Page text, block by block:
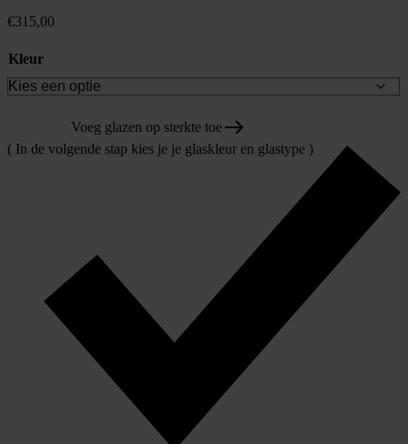
€315,00
Kleur
Voeg glazen op sterkte toe
( In de volgende stap kies je je glaskleur en glastype )